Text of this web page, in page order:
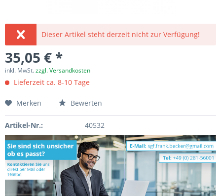
Dieser Artikel steht derzeit nicht zur Verfügung!
35,05 € *
inkl. MwSt.zzgl. Versandkosten
Lieferzeit ca. 8-10 Tage
Merken Bewerten
Artikel-Nr.: 40532